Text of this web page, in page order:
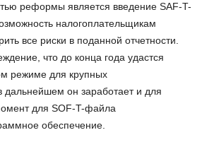
реформы является введение SAF-T-
налогоплательщикам
все риски в поданной отчетности.
что до конца года удастся
режиме для крупных
дальнейшем он заработает и для
для SOF-T-файла
обеспечение.